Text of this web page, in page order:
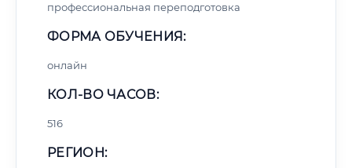
профессиональная переподготовка
ФОРМА ОБУЧЕНИЯ:
онлайн
КОЛ-ВО ЧАСОВ:
516
РЕГИОН: